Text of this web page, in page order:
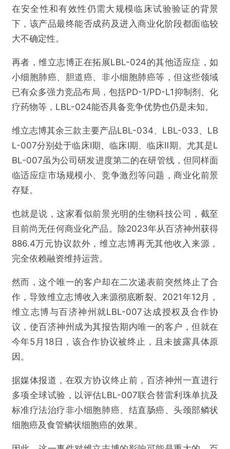
在安全性和有效性仍需大规模临床试验验证的背景
下，该产品最终能否成药及进入商业化阶段都面临较
大不确定性。
再者，维立志博正在拓展LBL-024的其他适应症，如
小细胞肺癌、胆道癌、非小细胞肺癌等，但这些领域
已有众多强力竞品布局，包括PD-1/PD-L1抑制剂、化
疗药物等，LBL-024能否具备竞争优势也仍是未知。
维立志博其余三款主要产品LBL-034、LBL-033、LB
L-007分别处于临床Ⅰ期、临床Ⅰ期、临床Ⅱ期。尤其是L
BL-007虽为公司研发进度第二的在研管线，但同样面
临适应症市场规模小、竞争激烈等问题，商业化前景
存疑。
也就是说，这家看似前景光明的生物科技公司，截至
目前尚无任何商业化产品。除2023年从百济神州获得
886.4万元协议款外，维立志博再无其他收入来源，
完全依赖融资维持运营。
然而，这个唯一的客户却在二次递表前突然终止了合
作，导致维立志博收入来源彻底断裂。2021年12月，
维立志博与百济神州就LBL-007达成授权及合作协
议，使百济神州成为其报告期内唯一的客户，但就在
今年5月18日，该合作协议被终止，且未披露具体原
因。
据媒体报道，在双方协议终止前，百济神州一直进行
多项全球试验，以评估LBL-007联合替雷利珠单抗及
标准疗法治疗非小细胞肺癌、结直肠癌、头颈部鳞状
细胞癌及食管鳞状细胞癌的效果。